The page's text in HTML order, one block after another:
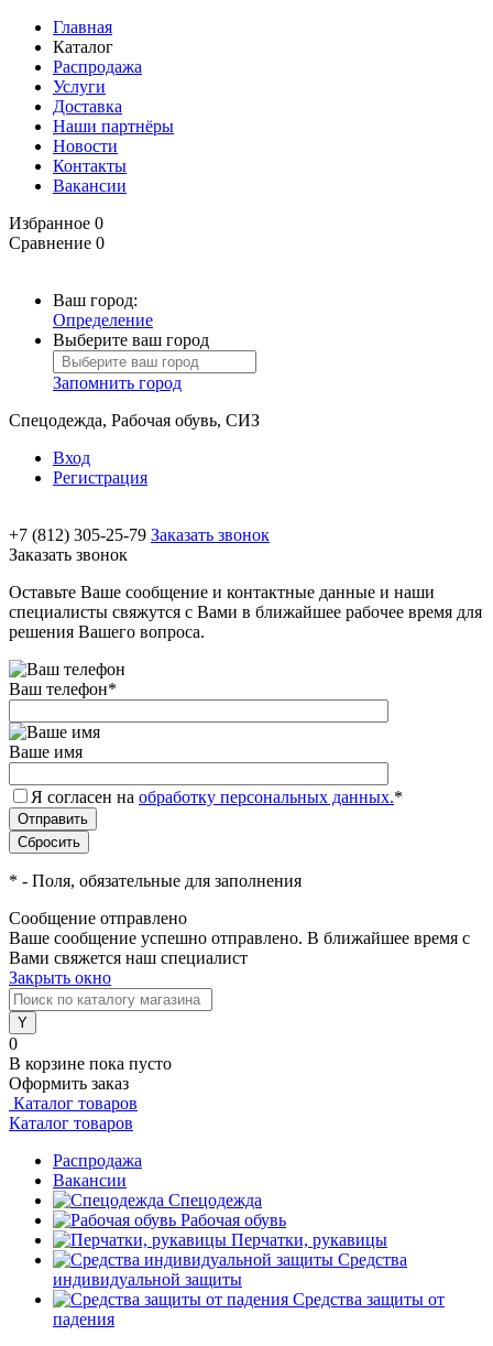
Главная
Каталог
Распродажа
Услуги
Доставка
Наши партнёры
Новости
Контакты
Вакансии
Избранное 0
Сравнение 0
Ваш город:
Определение
Выберите ваш город
Запомнить город
Спецодежда, Рабочая обувь, СИЗ
Вход
Регистрация
+7 (812) 305-25-79 Заказать звонок
Заказать звонок
Оставьте Ваше сообщение и контактные данные и наши
специалисты свяжутся с Вами в ближайшее рабочее время для
решения Вашего вопроса.
Ваш телефон*
Ваше имя
Я согласен на обработку персональных данных.*
* - Поля, обязательные для заполнения
Сообщение отправлено
Ваше сообщение успешно отправлено. В ближайшее время с
Вами свяжется наш специалист
Закрыть окно
0
В корзине пока пусто
Оформить заказ
Каталог товаров
Каталог товаров
Распродажа
Вакансии
Спецодежда
Рабочая обувь
Перчатки, рукавицы
Средства
индивидуальной защиты
Средства защиты от
падения